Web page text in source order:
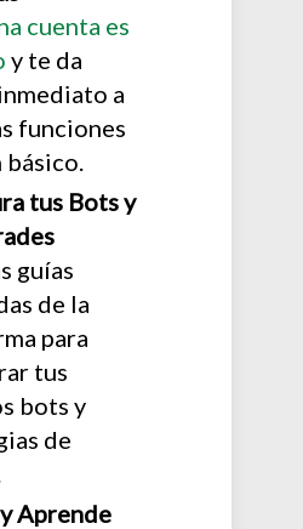
cuenta es
y te da
a
funciones
básico.
tus Bots y
guías
de la
para
tus
bots y
de
Aprende